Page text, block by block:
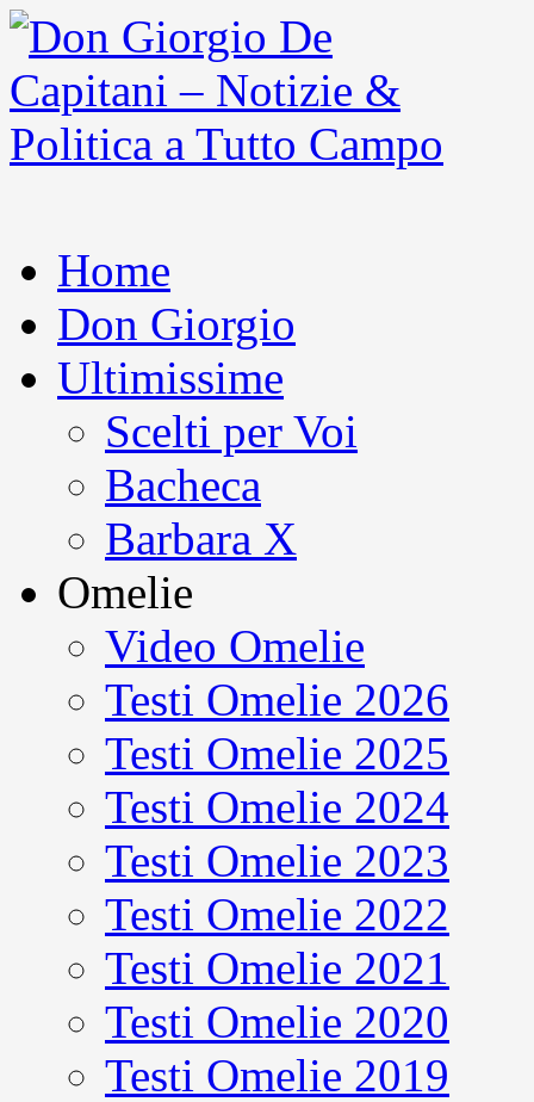
Home
Don Giorgio
Ultimissime
Scelti per Voi
Bacheca
Barbara X
Omelie
Video Omelie
Testi Omelie 2026
Testi Omelie 2025
Testi Omelie 2024
Testi Omelie 2023
Testi Omelie 2022
Testi Omelie 2021
Testi Omelie 2020
Testi Omelie 2019